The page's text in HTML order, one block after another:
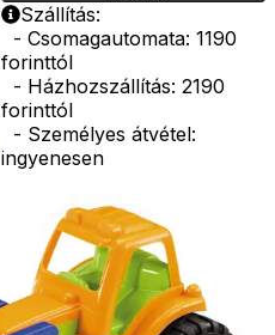
Szállítás:
- Csomagautomata: 1190
forinttól
- Házhozszállítás: 2190
forinttól
- Személyes átvétel:
ingyenesen
Kiegészítő
termékek